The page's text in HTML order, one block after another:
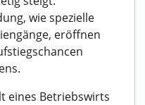
wie spezielle
eröffnen
eines Betriebswirts